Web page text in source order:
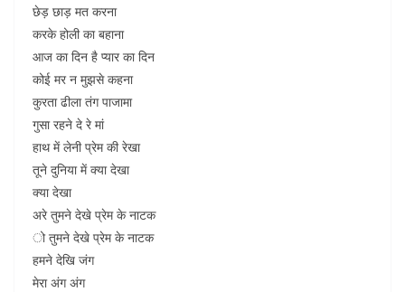
छेड़ छाड़ मत करना
करके होली का बहाना
आज का दिन है प्यार का दिन
कोई मर न मुझसे कहना
कुरता ढीला तंग पाजामा
गुसा रहने दे रे मां
हाथ में लेनी प्रेम की रेखा
तूने दुनिया में क्या देखा
क्या देखा
अरे तुमने देखे प्रेम के नाटक
ो तुमने देखे प्रेम के नाटक
हमने देखि जंग
मेरा अंग अंग